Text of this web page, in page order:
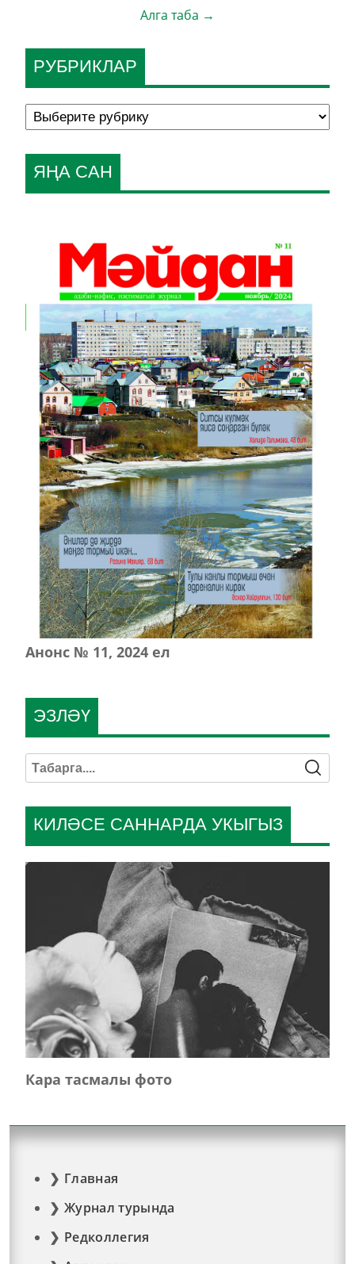
Алга таба →
РУБРИКЛАР
ЯҢА САН
Анонс № 11, 2024 ел
КИЛӘСЕ САННАРДА УКЫГЫЗ
Кара тасмалы фото
ЭЗЛӘҮ
Главная
Журнал турында
Редколлегия